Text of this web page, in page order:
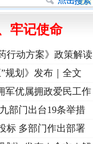
牢记使命
行动方案》政策解读
规划》发布｜全文
军优属拥政爱民工作
部门出台19条举措
标 多部门作出部署